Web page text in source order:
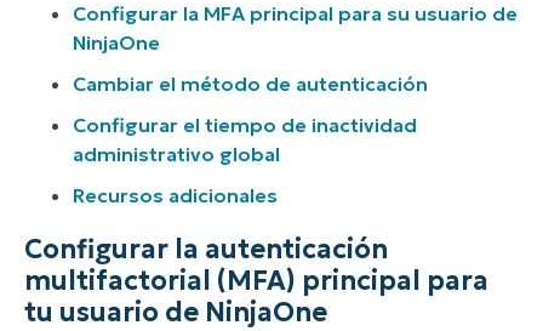
Configurar la MFA principal para su usuario de
NinjaOne
Cambiar el método de autenticación
Configurar el tiempo de inactividad
administrativo global
Recursos adicionales
Configurar la autenticación
multifactorial (MFA) principal para
tu usuario de NinjaOne